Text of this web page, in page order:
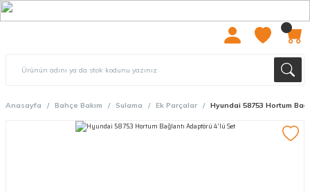
Anasayfa Bahçe Bakım Sulama Ek Parçalar Hyundai 58753 Hortum